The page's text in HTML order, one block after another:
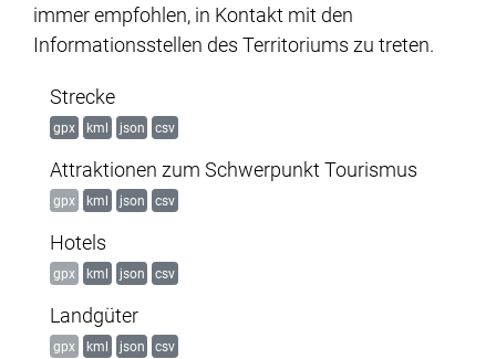
immer empfohlen, in Kontakt mit den
Informationsstellen des Territoriums zu treten.
Strecke
gpx kml json csv
Attraktionen zum Schwerpunkt Tourismus
gpx kml json csv
Hotels
gpx kml json csv
Landgüter
gpx kml json csv